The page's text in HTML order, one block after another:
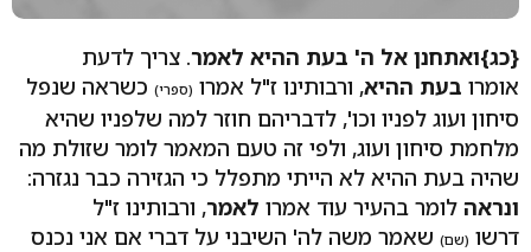
{כג}ואתחנן אל ה' בעת ההיא לאמר. צריך לדעת
אומרו בעת ההיא, ורבותינו ז"ל אמרו (ספרי) כשראה שנפל
סיחון ועוג לפניו וכו', לדבריהם חוזר למה שלפניו שהיא
מלחמת סיחון ועוג, ולפי זה טעם המאמר לומר שזולת מה
שהיה בעת ההיא לא הייתי מתפלל כי הגזירה כבר נגזרה:
ונראה לומר בהעיר עוד אמרו לאמר, ורבותינו ז"ל
דרשו (שם) שאמר משה לה' השיבני על דברי אם אני נכנס